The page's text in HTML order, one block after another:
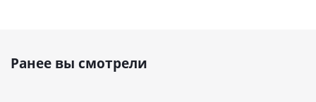
Ранее вы смотрели